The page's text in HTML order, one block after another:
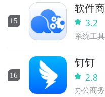
15
软件
3.2
系统工具
16
钉钉
2.8
办公商务